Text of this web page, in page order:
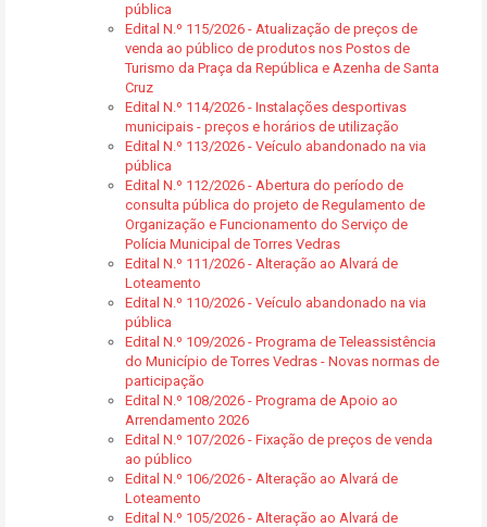
pública
Edital N.º 115/2026 - Atualização de preços de
venda ao público de produtos nos Postos de
Turismo da Praça da República e Azenha de Santa
Cruz
Edital N.º 114/2026 - Instalações desportivas
municipais - preços e horários de utilização
Edital N.º 113/2026 - Veículo abandonado na via
pública
Edital N.º 112/2026 - Abertura do período de
consulta pública do projeto de Regulamento de
Organização e Funcionamento do Serviço de
Polícia Municipal de Torres Vedras
Edital N.º 111/2026 - Alteração ao Alvará de
Loteamento
Edital N.º 110/2026 - Veículo abandonado na via
pública
Edital N.º 109/2026 - Programa de Teleassistência
do Município de Torres Vedras - Novas normas de
participação
Edital N.º 108/2026 - Programa de Apoio ao
Arrendamento 2026
Edital N.º 107/2026 - Fixação de preços de venda
ao público
Edital N.º 106/2026 - Alteração ao Alvará de
Loteamento
Edital N.º 105/2026 - Alteração ao Alvará de